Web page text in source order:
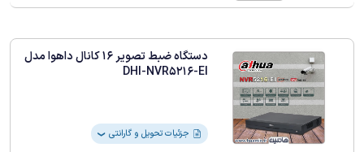
دستگاه ضبط تصویر 16 کانال داهوا مدل
DHI-NVR5216-EI
جزئیات تحویل و گارانتی ❯